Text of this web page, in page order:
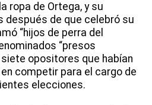
ropa de Ortega, y su
después de que celebró su
“hijos de perra del
“presos
opositores que habían
competir para el cargo de
elecciones.